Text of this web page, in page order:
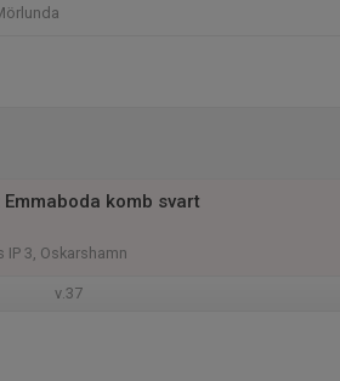
komb svart
IP 3, Oskarshamn
v.37